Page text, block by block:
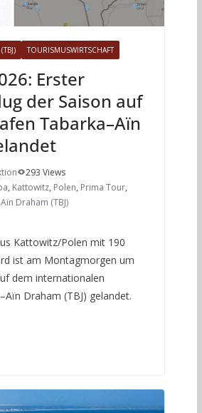
TOURISMUSWIRTSCHAFT
Erster
der Saison auf
Tabarka–Aïn
293 Views
, Kattowitz, Polen, Prima Tour,
Draham (TBJ)
Kattowitz/Polen mit 190
ist am Montagmorgen um
dem internationalen
Draham (TBJ) gelandet.